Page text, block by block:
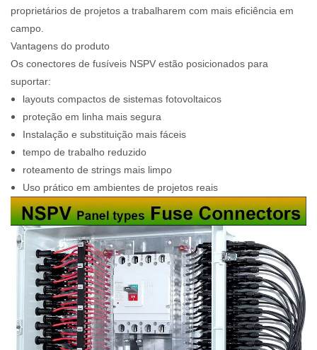
proprietários de projetos a trabalharem com mais eficiência em
campo.
Vantagens do produto
Os conectores de fusíveis NSPV estão posicionados para
suportar:
layouts compactos de sistemas fotovoltaicos
proteção em linha mais segura
Instalação e substituição mais fáceis
tempo de trabalho reduzido
roteamento de strings mais limpo
Uso prático em ambientes de projetos reais